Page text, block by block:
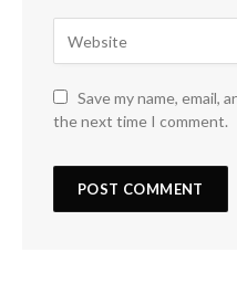
Save my name, email,
the next time I comment.